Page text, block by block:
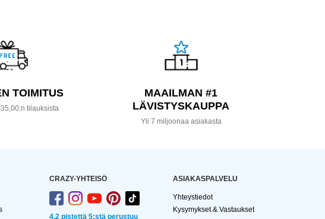
TOIMITUS
tilauksista
MAAILMAN #1
LÄVISTYSKAUPPA
Yli 7 miljoonaa asiakasta
CRAZY-YHTEISÖ
4,2 pistettä 5:stä perustuu
ASIAKASPALVELU
Yhteystiedot
Kysymykset & Vastaukset